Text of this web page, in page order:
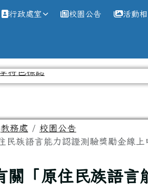
網
行政處室 校園公告 活動
教務處
校園公告
民族語言能力認證測驗獎勵金線上
關「原住民族語言